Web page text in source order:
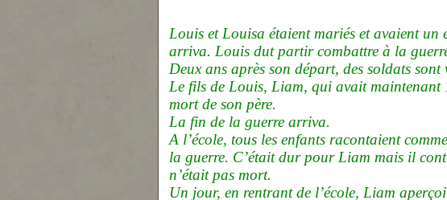
Louis et Louisa étaient mariés et avaient
arriva. Louis dut partir combattre à la
Deux ans après son départ, des soldats
Le fils de Louis, Liam, qui avait maintenant
mort de son père.
La fin de la guerre arriva.
A l’école, tous les enfants racontaient
la guerre. C’était dur pour Liam mais il
n’était pas mort.
Un jour, en rentrant de l’école, Liam